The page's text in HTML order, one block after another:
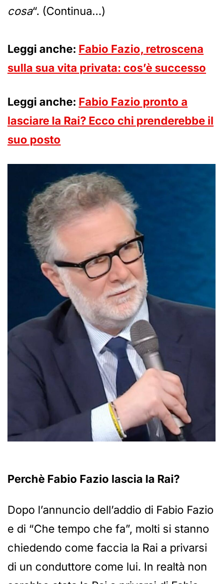
cosa“. (Continua…)
Leggi anche: Fabio Fazio, retroscena
sulla sua vita privata: cos’è successo
Leggi anche: Fabio Fazio pronto a
lasciare la Rai? Ecco chi prenderebbe il
suo posto
Perchè Fabio Fazio lascia la Rai?
Dopo l’annuncio dell’addio di Fabio Fazio
e di “Che tempo che fa”, molti si stanno
chiedendo come faccia la Rai a privarsi
di un conduttore come lui. In realtà non